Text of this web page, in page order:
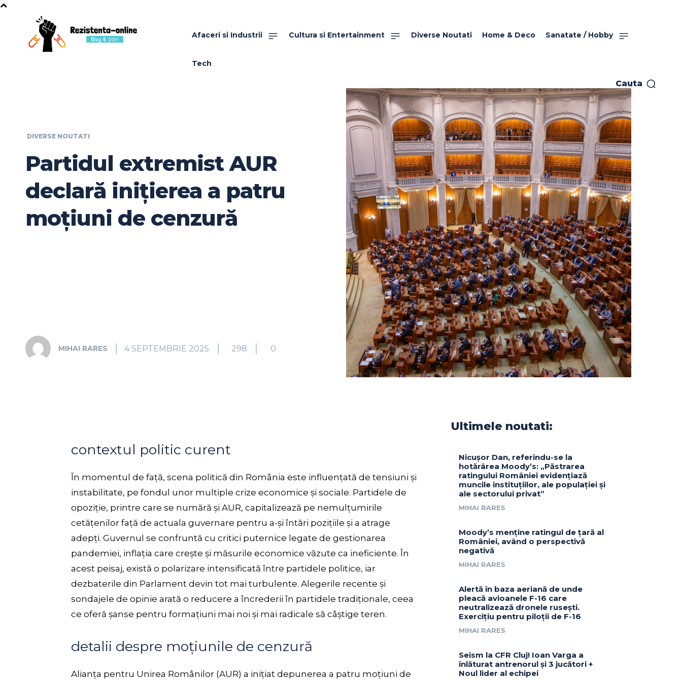
Afaceri si Industrii Cultura si Entertainment Diverse Noutati Home & Deco Sanatate / Hobby
Tech
Cauta
DIVERSE NOUTATI
Partidul extremist AUR
declară inițierea a patru
moțiuni de cenzură
MIHAI RARES 4 SEPTEMBRIE 2025 298 0
contextul politic curent
În momentul de față, scena politică din România este influențată de tensiuni și
instabilitate, pe fondul unor multiple crize economice și sociale. Partidele de
opoziție, printre care se numără și AUR, capitalizează pe nemulțumirile
cetățenilor față de actuala guvernare pentru a-și întări pozițiile și a atrage
adepți. Guvernul se confruntă cu critici puternice legate de gestionarea
pandemiei, inflația care crește și măsurile economice văzute ca ineficiente. În
acest peisaj, există o polarizare intensificată între partidele politice, iar
dezbaterile din Parlament devin tot mai turbulente. Alegerile recente și
sondajele de opinie arată o reducere a încrederii în partidele tradiționale, ceea
ce oferă șanse pentru formațiuni mai noi și mai radicale să câștige teren.
detalii despre moțiunile de cenzură
Alianța pentru Unirea Românilor (AUR) a inițiat depunerea a patru moțiuni de
Ultimele noutati:
Nicușor Dan, referindu-se la
hotărârea Moody’s: „Păstrarea
ratingului României evidențiază
muncile instituțiilor, ale populației și
ale sectorului privat”
MIHAI RARES
Moody’s menține ratingul de țară al
României, având o perspectivă
negativă
MIHAI RARES
Alertă în baza aeriană de unde
pleacă avioanele F-16 care
neutralizează dronele rusești.
Exercițiu pentru piloții de F-16
MIHAI RARES
Seism la CFR Cluj! Ioan Varga a
înlăturat antrenorul și 3 jucători +
Noul lider al echipei